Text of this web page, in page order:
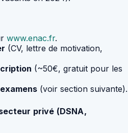
www.enac.fr.
(CV, lettre de motivation,
(~50€, gratuit pour les
(voir section suivante).
privé (DSNA,